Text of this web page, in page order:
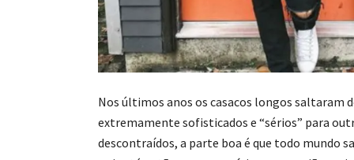
Nos últimos anos os casacos longos saltaram
extremamente sofisticados e “sérios” para
descontraídos, a parte boa é que todo mundo